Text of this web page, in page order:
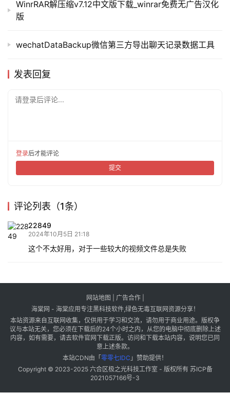
WinrRAR解压缩v7.12中文版下载_winrar免费无广告汉化
版
wechatDataBackup微信第三方导出聊天记录数据工具
发表回复
请登录后评论...
登录后才能评论
提交
评论列表（1条）
22849
2024年10月5日 21:18
这个不太好用，对于一些较大的视频文件总是失败
网站地图 广告合作|
海棠网 - 海棠应用专注黑科技软件,绿色无毒互联网资源分享！
本站资源来自互联网收集，仅供用于学习和交流，请勿用于商业用途。版权争
议与本站无关，您必须在下载后的24个小时之内，从您的电脑中彻底删除上述
内容，如有需要，请去软件官网下载正版。访问和下载本站内容，说明您已同
意上述条款。
本站CDN由「 零零七IDC 」赞助提供！
Copyright © 2023-2025 六合区极之光科技工作室 - 版权所有 苏ICP备
2021057166号-3